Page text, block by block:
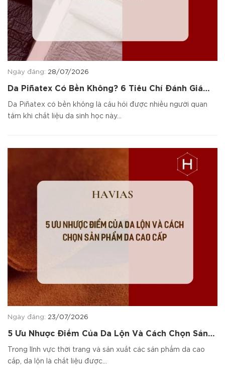
Ngày đăng: 28/07/2026
Da Piñatex Có Bền Không? 6 Tiêu Chí Đánh Giá
Chất Liệu
Da Piñatex có bền không là câu hỏi được nhiều người quan
tâm khi chất liệu da sinh học này...
Ngày đăng: 23/07/2026
5 Ưu Nhược Điểm Của Da Lộn Và Cách Chọn Sản
Trong lĩnh vực thời trang và sản xuất các sản phẩm da cao
cấp, da lộn là chất liệu được...